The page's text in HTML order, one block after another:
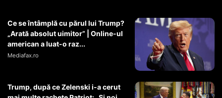
Ce se întâmplă cu părul lui Trump?
„Arată absolut uimitor” | Online-ul
american a luat-o raz...
Mediafax.ro
Trump, după ce Zelenski i-a cerut